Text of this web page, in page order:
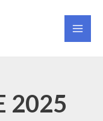
2025